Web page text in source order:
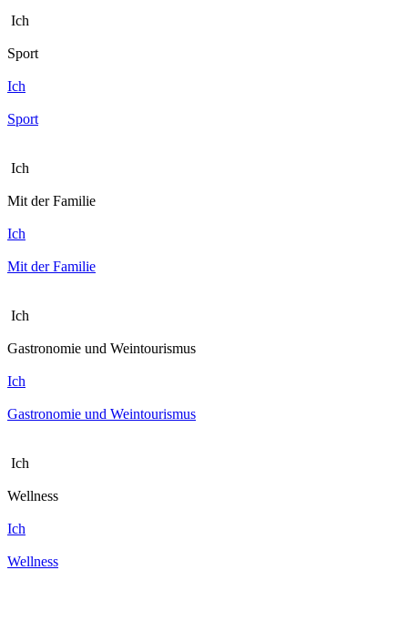
Ich
Sport
Ich
Sport
Ich
Mit der Familie
Ich
Mit der Familie
Ich
Gastronomie und Weintourismus
Ich
Gastronomie und Weintourismus
Ich
Wellness
Ich
Wellness